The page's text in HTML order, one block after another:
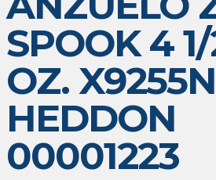
SPOOK 4
OZ.
HEDDON
00001223